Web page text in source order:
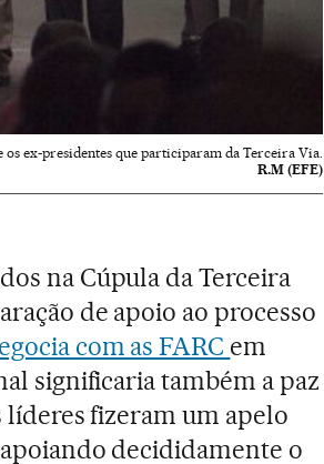
os ex-presidentes que participaram da Terceira Via.
R.M (EFE)
na Cúpula da Terceira
de apoio ao processo
com as FARC em
significaria também a paz
líderes fizeram um apelo
decididamente o